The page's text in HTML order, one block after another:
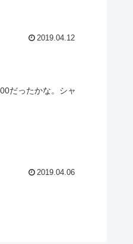
2019.04.12
だったかな。シャ
2019.04.06